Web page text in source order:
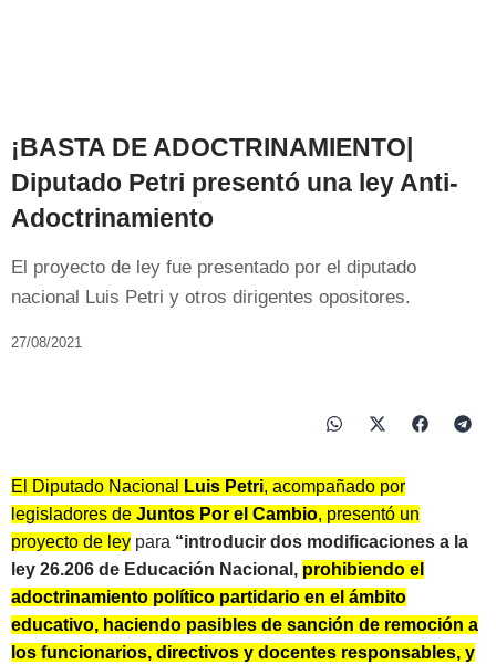
¡BASTA DE ADOCTRINAMIENTO|
Diputado Petri presentó una ley Anti-
Adoctrinamiento
El proyecto de ley fue presentado por el diputado
nacional Luis Petri y otros dirigentes opositores.
27/08/2021
El Diputado Nacional Luis Petri, acompañado por
legisladores de Juntos Por el Cambio, presentó un
proyecto de ley para “introducir dos modificaciones a la
ley 26.206 de Educación Nacional, prohibiendo el
adoctrinamiento político partidario en el ámbito
educativo, haciendo pasibles de sanción de remoción a
los funcionarios, directivos y docentes responsables, y